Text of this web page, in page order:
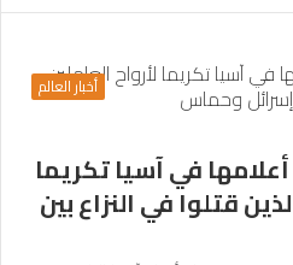
أخبار العالم
في آسيا تكريما
قتلوا في النزاع بين